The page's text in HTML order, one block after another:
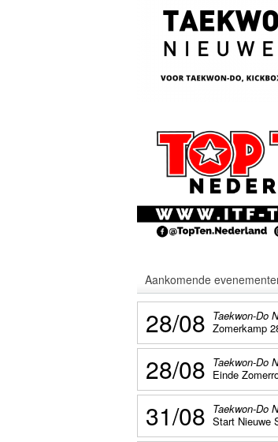
Aankomende
28/08 Taekwon-Do
Zomerkamp
28/08 Taekwon-Do
Einde
31/08 Taekwon-Do
Start Nieuwe